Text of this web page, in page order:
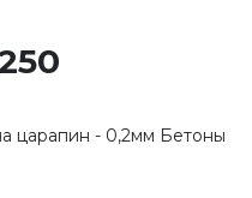
царапин - 0,2мм Бетоны